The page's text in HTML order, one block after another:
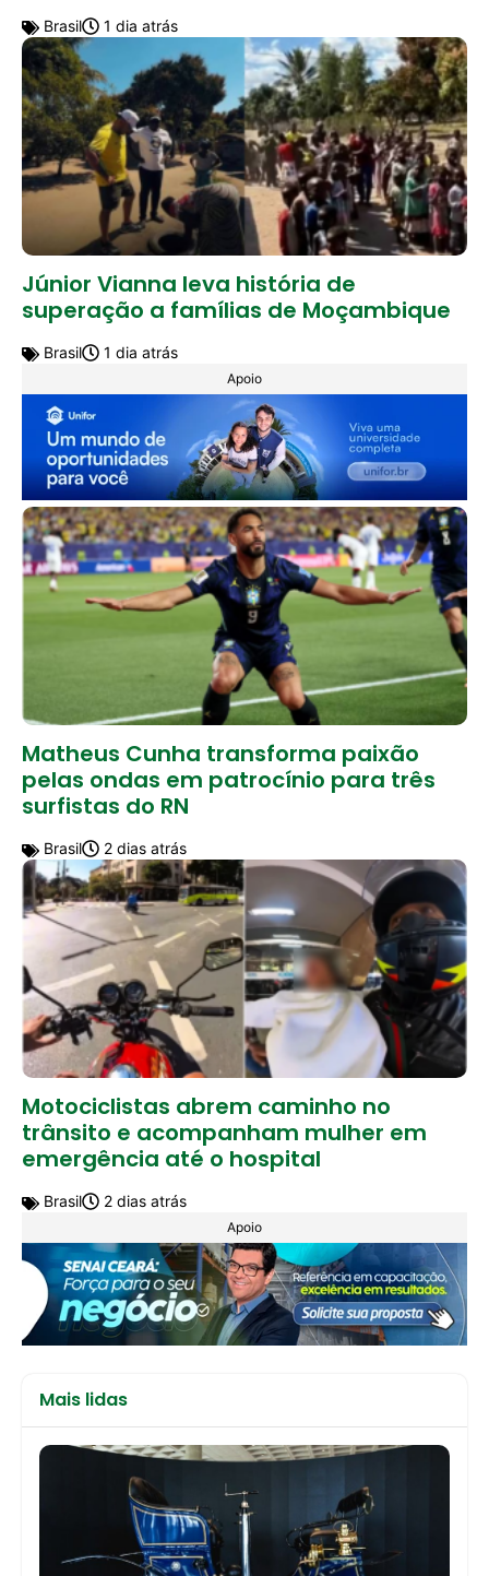
Brasil 1 dia atrás
Júnior Vianna leva história de
superação a famílias de Moçambique
Brasil 1 dia atrás
Apoio
Matheus Cunha transforma paixão
pelas ondas em patrocínio para três
surfistas do RN
Brasil 2 dias atrás
Motociclistas abrem caminho no
trânsito e acompanham mulher em
emergência até o hospital
Brasil 2 dias atrás
Apoio
Mais lidas